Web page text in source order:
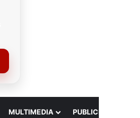
MULTIMEDIA PUBLICIDAD